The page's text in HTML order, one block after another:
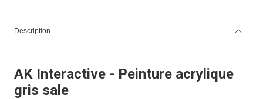
Description
AK Interactive - Peinture acrylique
gris sale